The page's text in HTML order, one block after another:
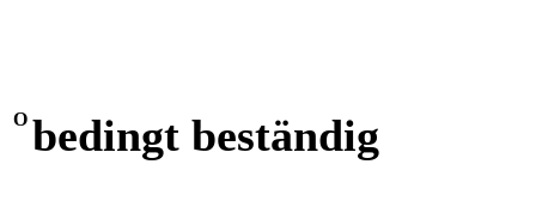
O bedingt beständig